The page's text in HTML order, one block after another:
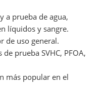
a prueba de agua,
líquidos y sangre.
de uso general.
prueba SVHC, PFOA,
más popular en el